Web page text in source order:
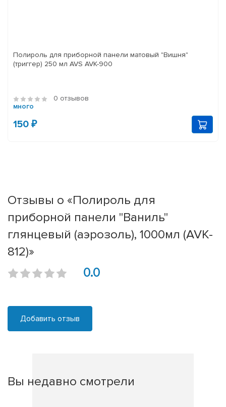
Полироль для приборной панели матовый "Вишня"
(триггер) 250 мл AVS AVK-900
0 отзывов
много
150 ₽
Отзывы о «Полироль для
приборной панели "Ваниль"
глянцевый (аэрозоль), 1000мл (AVK-
812)»
0.0
Добавить отзыв
Вы недавно смотрели